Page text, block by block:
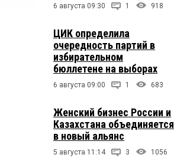
6 августа 09:30 1 918
ЦИК определила
очередность партий в
избирательном
бюллетене на выборах
6 августа 09:00 1 683
Женский бизнес России и
Казахстана объединяется
в новый альянс
5 августа 11:14 3 1056